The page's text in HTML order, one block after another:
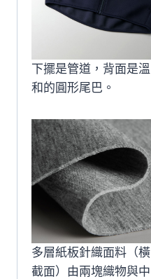
下擺是管道，背面是溫
和的圓形尾巴。
多層紙板針織面料（橫
截面）由兩塊織物與中